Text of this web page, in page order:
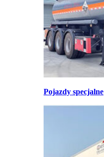
Pojazdy specjalne